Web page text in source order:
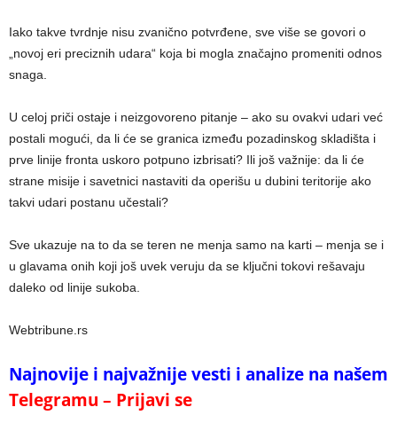
Iako takve tvrdnje nisu zvanično potvrđene, sve više se govori o
„novoj eri preciznih udara“ koja bi mogla značajno promeniti odnos
snaga.
U celoj priči ostaje i neizgovoreno pitanje – ako su ovakvi udari već
postali mogući, da li će se granica između pozadinskog skladišta i
prve linije fronta uskoro potpuno izbrisati? Ili još važnije: da li će
strane misije i savetnici nastaviti da operišu u dubini teritorije ako
takvi udari postanu učestali?
Sve ukazuje na to da se teren ne menja samo na karti – menja se i
u glavama onih koji još uvek veruju da se ključni tokovi rešavaju
daleko od linije sukoba.
Webtribune.rs
Najnovije i najvažnije vesti i analize na našem
Telegramu – Prijavi se